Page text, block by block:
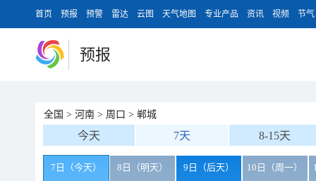
首页 预报 预警 雷达 云图 天气地图 专业产品 资讯 视频 节气
预报
全国 > 河南 > 周口 > 郸城
今天 7天 8-15天
7日（今天） 8日（明天） 9日（后天） 10日（周一）